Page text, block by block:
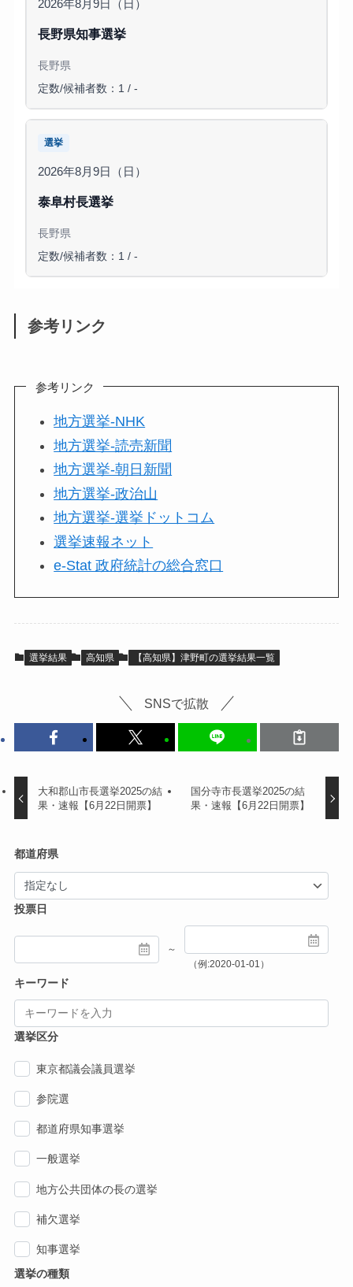
2026年8月9日（日）
長野県知事選挙
長野県
定数/候補者数：1 / -
選挙
2026年8月9日（日）
泰阜村長選挙
長野県
定数/候補者数：1 / -
参考リンク
参考リンク
地方選挙-NHK
地方選挙-読売新聞
地方選挙-朝日新聞
地方選挙-政治山
地方選挙-選挙ドットコム
選挙速報ネット
e-Stat 政府統計の総合窓口
選挙結果 高知県 【高知県】津野町の選挙結果一覧
SNSで拡散
大和郡山市長選挙2025の結
果・速報【6月22日開票】
国分寺市長選挙2025の結
果・速報【6月22日開票】
都道府県
投票日
～
（例:2020-01-01）
キーワード
選挙区分
東京都議会議員選挙
参院選
都道府県知事選挙
一般選挙
地方公共団体の長の選挙
補欠選挙
知事選挙
選挙の種類